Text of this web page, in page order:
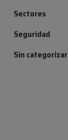
Sectores
Seguridad
Sin categorizar